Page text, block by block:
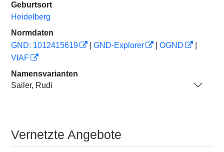
Geburtsort
Heidelberg
Normdaten
GND: 1012415619
GND-Explorer OGND
VIAF
Namensvarianten
Sailer, Rudi
Vernetzte Angebote